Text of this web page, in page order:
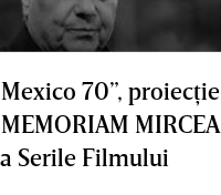
70”, proiecţie
MIRCEA
Serile Filmului